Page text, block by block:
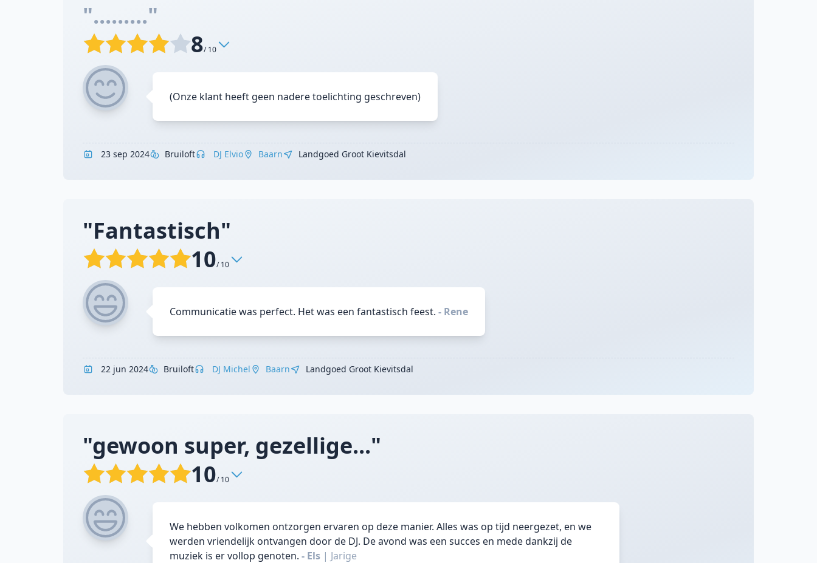
"........."
8/ 10
(Onze klant heeft geen nadere toelichting geschreven)
23 sep 2024 Bruiloft DJ Elvio Baarn Landgoed Groot Kievitsdal
"Fantastisch"
10/ 10
Communicatie was perfect. Het was een fantastisch feest. - Rene
22 jun 2024 Bruiloft DJ Michel Baarn Landgoed Groot Kievitsdal
"gewoon super, gezellige..."
10/ 10
We hebben volkomen ontzorgen ervaren op deze manier. Alles was op tijd neergezet, en we
werden vriendelijk ontvangen door de DJ. De avond was een succes en mede dankzij de
muziek is er vollop genoten. - Els | Jarige